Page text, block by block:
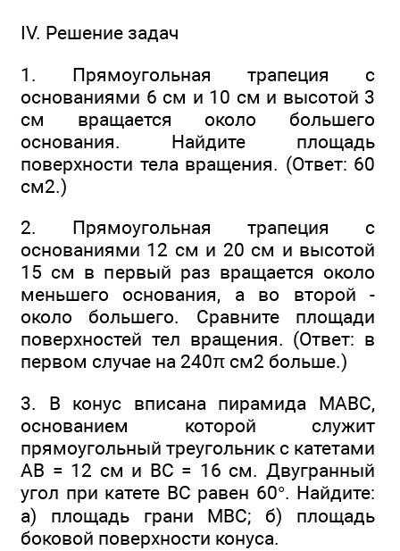
IV. Решение задач
1. Прямоугольная трапеция с
основаниями 6 см и 10 см и высотой 3
см вращается около большего
основания. Найдите площадь
поверхности тела вращения. (Ответ: 60
см2.)
2. Прямоугольная трапеция с
основаниями 12 см и 20 см и высотой
15 см в первый раз вращается около
меньшего основания, а во второй -
около большего. Сравните площади
поверхностей тел вращения. (Ответ: в
первом случае на 240π см2 больше.)
3. В конус вписана пирамида МАВС,
основанием которой служит
прямоугольный треугольник с катетами
АВ = 12 см и ВС = 16 см. Двугранный
угол при катете ВС равен 60°. Найдите:
а) площадь грани MВС; б) площадь
боковой поверхности конуса.